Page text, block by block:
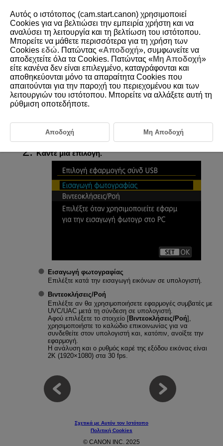
D250-095
Επιλογή εφαρμογής για συνδέσεις
USB
Εάν συνδέσετε τη μηχανή σε έναν υπολογιστή μέσω του καλωδίου
επικοινωνίας, μπορείτε να μεταφέρετε εικόνες ή να εισαγάγετε εικόνες
Επιλογή εφαρμογής σύνδ USB
).
Κάντε μια επιλογή.
Εισαγωγή φωτογραφίας
Επιλέξτε κατά την εισαγωγή εικόνων σε υπολογιστή.
Βιντεοκλήσεις/Ροή
Επιλέξτε αν θα χρησιμοποιήσετε εφαρμογές συμβατές με
UVC/UAC μετά τη σύνδεση σε υπολογιστή.
Αφού επιλέξετε το στοιχείο [Βιντεοκλήσεις/Ροή],
χρησιμοποιήστε το καλώδιο επικοινωνίας για να
συνδεθείτε στον υπολογιστή και, κατόπιν, ανοίξτε την
εφαρμογή.
Η ανάλυση και ο ρυθμός καρέ της εξόδου εικόνας είναι
2K (1920×1080) στα 30 fps.
Σχετικά με Αυτόν τον Ιστότοπο
Πολιτική Cookies
© CANON INC. 2025
Αυτός ο ιστότοπος (cam.start.canon) χρησιμοποιεί
Cookies για να βελτιώσει την εμπειρία χρήστη και να
αναλύσει τη λειτουργία και τη βελτίωση του ιστότοπου.
Μπορείτε να μάθετε περισσότερα για τη χρήση των
Cookies εδώ. Πατώντας «Αποδοχή», συμφωνείτε να
αποδεχτείτε όλα τα Cookies. Πατώντας «Μη Αποδοχή»
είτε κανένα δεν είναι επιλεγμένο, καταγράφονται και
αποθηκεύονται μόνο τα απαραίτητα Cookies που
απαιτούνται για την παροχή του περιεχομένου και των
λειτουργιών του ιστότοπου. Μπορείτε να αλλάξετε αυτή τη
ρύθμιση οποτεδήποτε.
Αποδοχή Μη Αποδοχή